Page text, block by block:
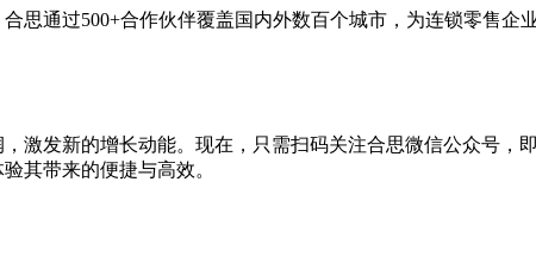
通过500+合作伙伴覆盖国内外数百个城市，为连锁零售企
激发新的增长动能。现在，只需扫码关注合思微信公众号，
其带来的便捷与高效。